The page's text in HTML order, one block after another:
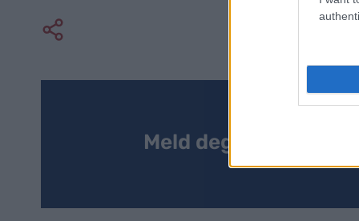
Meld deg på vårt